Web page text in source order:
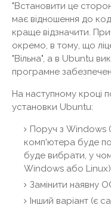
"Встановити це
має відношення до
краще відзначити.
окремо, в тому, що
"Вільна", а в Ubuntu
програмне
На наступному кроці
установки Ubuntu:
Поруч з Windows
комп'ютера буде
буде вибрати, у
Windows або
Замінити наявну
Інший варіант (є